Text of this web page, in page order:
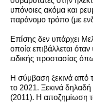
υπόνοιες ακόμα και
παράνομο τρόπο (με
Επίσης δεν υπάρχει
οποία επιβάλλεται
ειδικής προστασίας
Η σύμβαση ξεκινά από
το 2021. Ξεκινά
(2011). Η αποζημίωση